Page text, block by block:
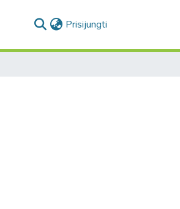
Prisijungti